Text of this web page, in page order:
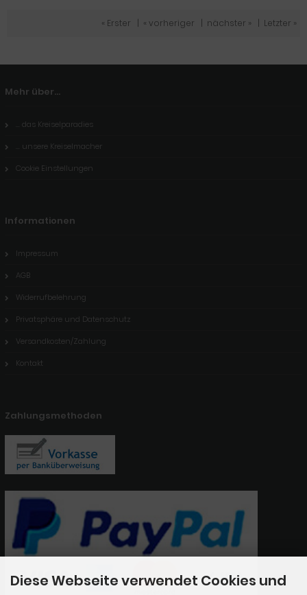
« Erster « vorheriger nächster » Letzter »
Mehr über...
... das Kreiselparadies
... unsere Kreiselmacher
Cookie Einstellungen
Informationen
Impressum
AGB
Widerrufbelehrung
Privatsphäre und Datenschutz
Versandkosten/Zahlung
Kontakt
Zahlungsmethoden
Diese Webseite verwendet Cookies und